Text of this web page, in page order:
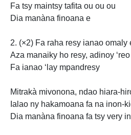
Fa tsy maintsy tafita ou ou ou
Dia manàna finoana e
2. (×2) Fa raha resy ianao omaly
Aza manaiky ho resy, adinoy
Fa ianao ‘lay mpandresy
Mitrakà mivonona, ndao hiara-
Ialao ny hakamoana fa na inon-
Dia manàna finoana fa tsy very